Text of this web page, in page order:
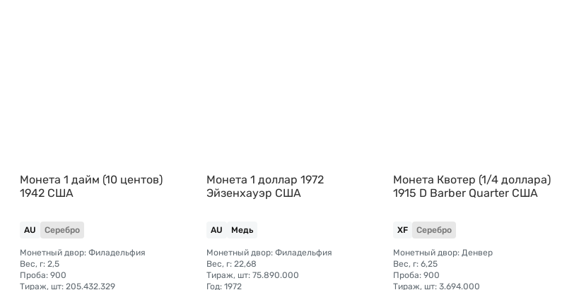
Монета 1 дайм (10 центов)
1942 США
AU Серебро
Монетный двор: Филадельфия
Вес, г: 2,5
Проба: 900
Тираж, шт: 205.432.329
Монета 1 доллар 1972
Эйзенхауэр США
AU Медь
Монетный двор: Филадельфия
Вес, г: 22,68
Тираж, шт: 75.890.000
Год: 1972
Монета Квотер (1/4 доллара)
1915 D Barber Quarter США
XF Серебро
Монетный двор: Денвер
Вес, г: 6,25
Проба: 900
Тираж, шт: 3.694.000